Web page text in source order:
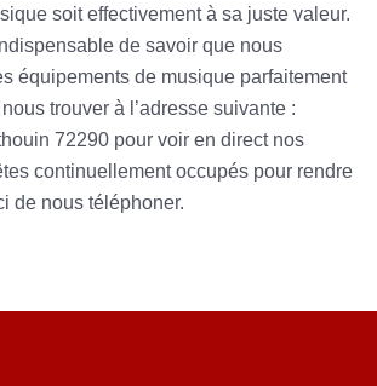
soit effectivement à sa juste valeur.
de savoir que nous
équipements de musique parfaitement
trouver à l’adresse suivante :
72290 pour voir en direct nos
continuellement occupés pour rendre
de nous téléphoner.